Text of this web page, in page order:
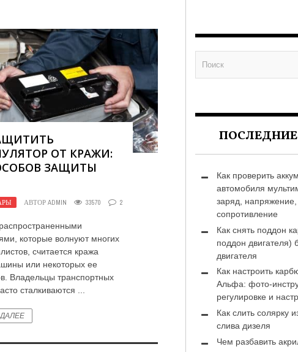
ОТ КРАЖИ:
ЗАЩИТЫ
АВТОР ADMIN 33570 2
которые волнуют многих
считается кража
или некоторых ее
Владельцы транспортных
сталкиваются ...
Как проверить
автомобиля
заряд, напряжение,
сопротивление
Как снять поддон
поддон двигателя)
двигателя
Как настроить
Альфа: фото-
регулировке и
Как слить солярку
слива дизеля
Чем разбавить